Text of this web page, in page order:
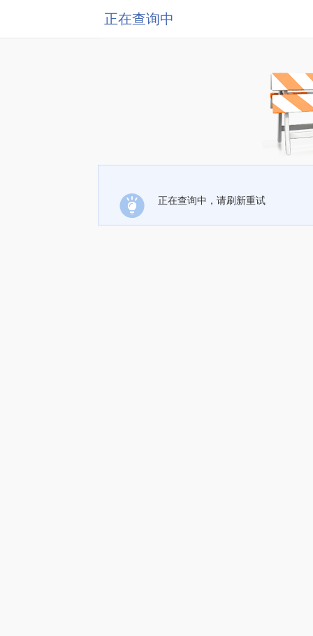
正在查询中
正在查询中，请刷新重试